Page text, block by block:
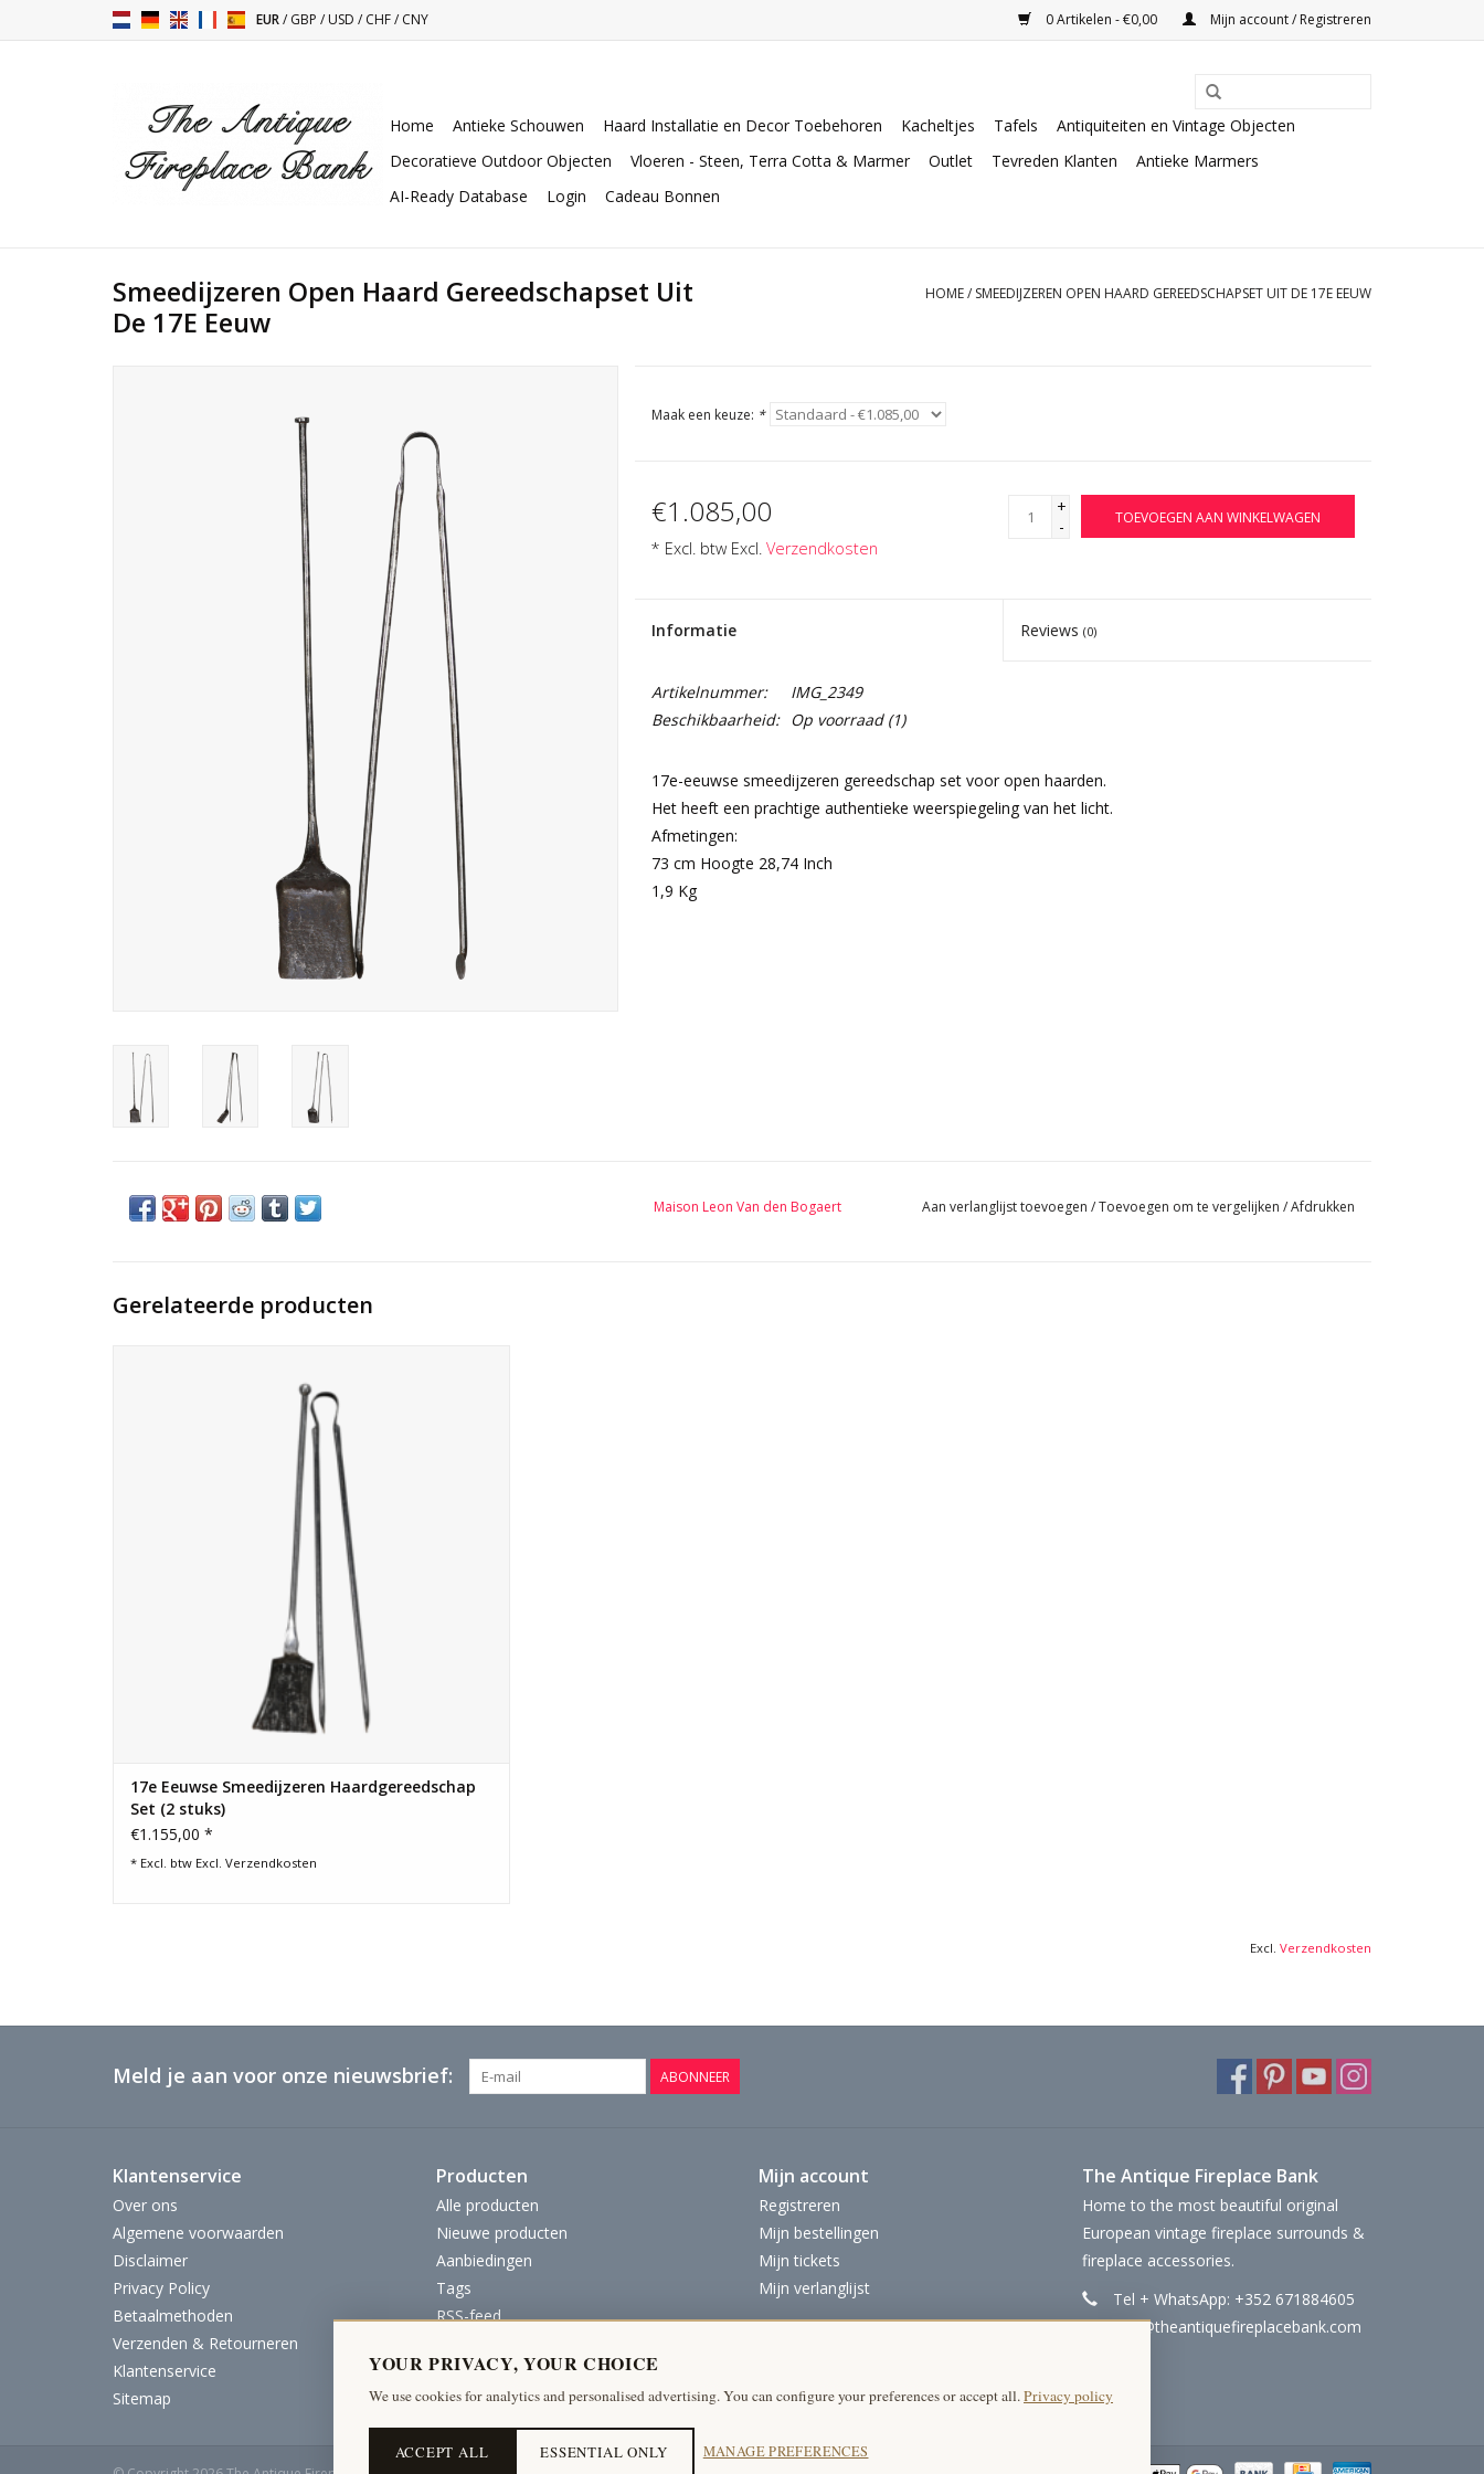
EUR/GBP /USD /CHF/CNY 0 Artikelen - €0,00 Mijn account / Registreren
Home Antieke Schouwen Haard Installatie en Decor Toebehoren Kacheltjes Tafels
Antiquiteiten en Vintage Objecten
Decoratieve Outdoor Objecten
Vloeren - Steen, Terra Cotta & Marmer Outlet Tevreden Klanten
Antieke Marmers
AI-Ready Database
Login Cadeau Bonnen
Smeedijzeren Open Haard Gereedschapset Uit
De 17E Eeuw
HOME/ SMEEDIJZEREN OPEN HAARD GEREEDSCHAPSET UIT DE 17E EEUW
Maak een keuze: *
€1.085,00
* Excl. btw Excl. Verzendkosten
+
-
TOEVOEGEN AAN WINKELWAGEN
Informatie Reviews(0)
Artikelnummer:
IMG_2349
Beschikbaarheid:
Op voorraad(1)
17e-eeuwse smeedijzeren gereedschap set voor open haarden.
Het heeft een prachtige authentieke weerspiegeling van het licht.
Afmetingen:
73 cm Hoogte 28,74 Inch
1,9 Kg
Maison Leon Van den Bogaert Aan verlanglijst toevoegen /Toevoegen om te vergelijken /Afdrukken
Gerelateerde producten
architecturaal en diep gepatineerd met zachte glans.
TOEVOEGEN AAN WINKELWAGEN
17e Eeuwse Smeedijzeren Haardgereedschap
Set (2 stuks)
€1.155,00 *
* Excl. btw Excl. Verzendkosten
Excl. Verzendkosten
Meld je aan voor onze nieuwsbrief: ABONNEER
Klantenservice
Over ons
Algemene voorwaarden
Disclaimer
Privacy Policy
Betaalmethoden
Verzenden & Retourneren
Klantenservice
Sitemap
Producten
Alle producten
Nieuwe producten
Aanbiedingen
Tags
RSS-feed
Mijn account
Registreren
Mijn bestellingen
Mijn tickets
Mijn verlanglijst
The Antique Fireplace Bank
Home to the most beautiful original
European vintage fireplace surrounds &
fireplace accessories.
Tel + WhatsApp: +352 671884605
info@theantiquefireplacebank.com
YOUR PRIVACY, YOUR CHOICE
We use cookies for analytics and personalised advertising. You can configure your preferences or accept all.Privacy policy
ACCEPT ALL ESSENTIAL ONLY MANAGE PREFERENCES